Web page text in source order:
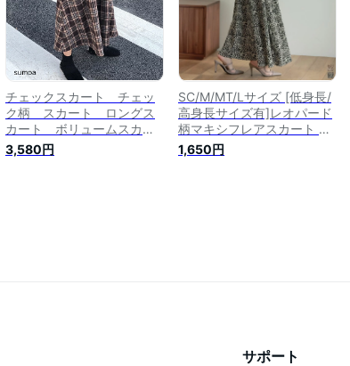
チェックスカート チェッ
ク柄 スカート ロングス
カート ボリュームスカー
ト タータンチェック グレ
ンチェック 秋冬 レディ
3,580円
SC/M/MT/Lサイズ [低身長/
高身長サイズ有]レオパード
柄マキシフレアスカート レ
ディース 春 夏 / スカート
フレアスカート マキシスカ
1,650円
サポート